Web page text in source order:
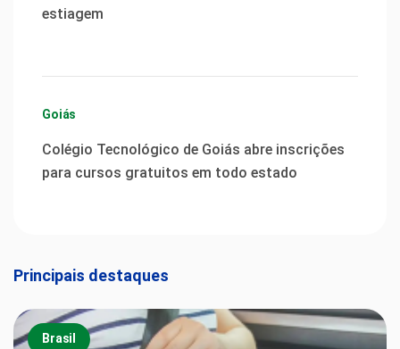
estiagem
Goiás
Colégio Tecnológico de Goiás abre inscrições
para cursos gratuitos em todo estado
Principais destaques
Brasil